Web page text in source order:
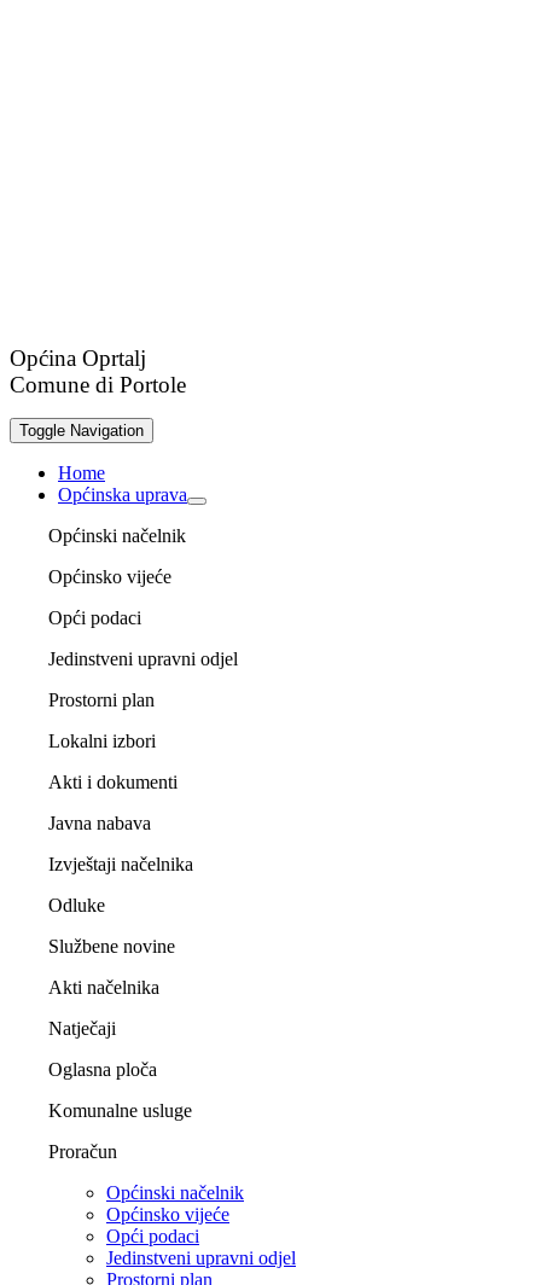
Općina Oprtalj
Comune di Portole
Toggle Navigation
Home
Općinska uprava
Općinski načelnik
Općinsko vijeće
Opći podaci
Jedinstveni upravni odjel
Prostorni plan
Lokalni izbori
Akti i dokumenti
Javna nabava
Izvještaji načelnika
Odluke
Službene novine
Akti načelnika
Natječaji
Oglasna ploča
Komunalne usluge
Proračun
Općinski načelnik
Općinsko vijeće
Opći podaci
Jedinstveni upravni odjel
Prostorni plan